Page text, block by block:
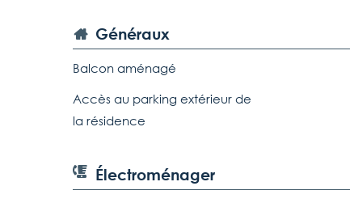
Généraux
Balcon aménagé
Accès au parking extérieur de
la résidence
Électroménager